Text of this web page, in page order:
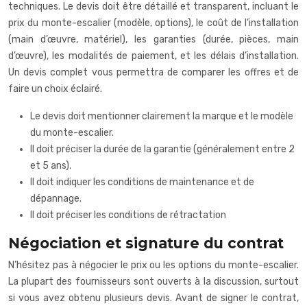
techniques. Le devis doit être détaillé et transparent, incluant le
prix du monte-escalier (modèle, options), le coût de l’installation
(main d’œuvre, matériel), les garanties (durée, pièces, main
d’œuvre), les modalités de paiement, et les délais d’installation.
Un devis complet vous permettra de comparer les offres et de
faire un choix éclairé.
Le devis doit mentionner clairement la marque et le modèle
du monte-escalier.
Il doit préciser la durée de la garantie (généralement entre 2
et 5 ans).
Il doit indiquer les conditions de maintenance et de
dépannage.
Il doit préciser les conditions de rétractation
Négociation et signature du contrat
N’hésitez pas à négocier le prix ou les options du monte-escalier.
La plupart des fournisseurs sont ouverts à la discussion, surtout
si vous avez obtenu plusieurs devis. Avant de signer le contrat,